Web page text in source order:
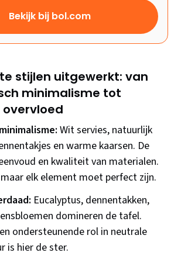
Bekijk bij bol.com
stijlen uitgewerkt: van
minimalisme tot
Wit servies, natuurlijk
en warme kaarsen. De
en kwaliteit van materialen.
elk element moet perfect zijn.
Eucalyptus, dennentakken,
domineren de tafel.
ondersteunende rol in neutrale
is hier de ster.